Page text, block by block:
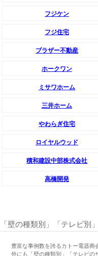
フジケン
フジ住宅
ブラザー不動産
ホークワン
ミサワホーム
三井ホーム
やわらぎ住宅
ロイヤルウッド
積和建設中部株式会社
高橋開発
「壁の種類別」「テレビ別
豊富な事例数を誇るカトー電器商
外にも「壁の種類別」「テレビの